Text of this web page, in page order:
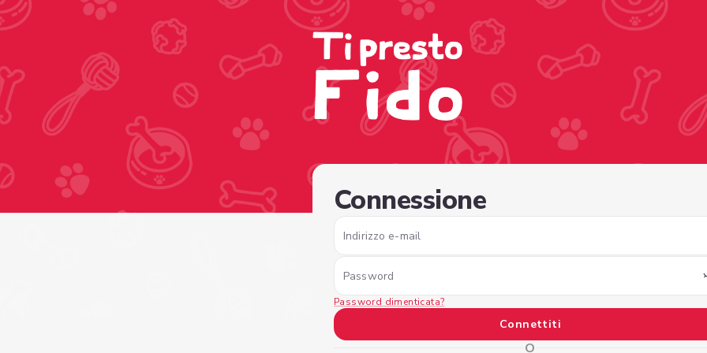
Connessione
Indirizzo e-mail
Password
Password dimenticata?
Connettiti
O
/sign-in?nextPage=%2Fview-profile%2F76d977d4-927c-4161-b826-ad0d583632c3